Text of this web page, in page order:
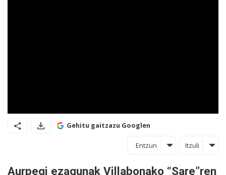
Gehitu gaitzazu Googlen
Entzun Itzuli
Aurpegi ezagunak Villabonako “Sare”ren